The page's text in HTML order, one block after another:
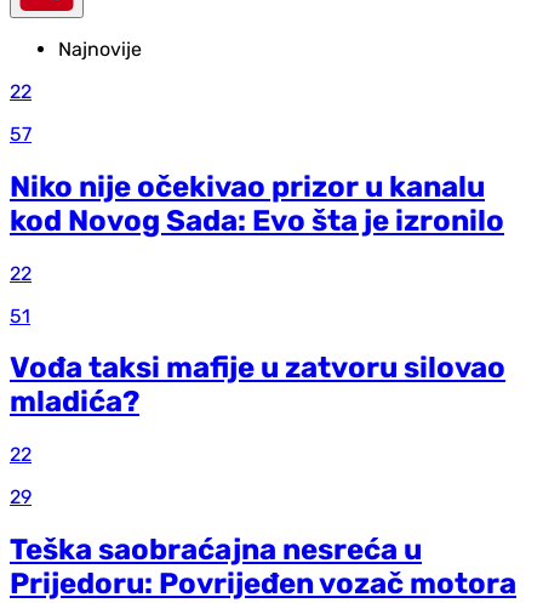
Najnovije
22
57
Niko nije očekivao prizor u kanalu
kod Novog Sada: Evo šta je izronilo
22
51
Vođa taksi mafije u zatvoru silovao
mladića?
22
29
Teška saobraćajna nesreća u
Prijedoru: Povrijeđen vozač motora